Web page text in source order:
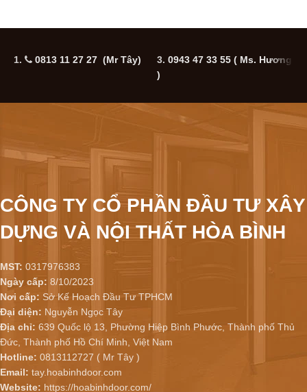
1. 0813 11 27 27 (Mr Tây) 3. 0943 47 33 55 ( Ms. Hương
)
CÔNG TY CỔ PHẦN ĐẦU TƯ XÂY
DỰNG VÀ NỘI THẤT HÒA BÌNH
MST: 0317976383
Ngày cấp: 8/10/2023
Nơi cấp: Sở Kế Hoạch Đầu Tư TPHCM
Đại diện: Nguyễn Ngọc Tây
Địa chỉ: 639 Quốc lộ 13, Phường Hiệp Bình Phước, Thành phố Thủ
Đức, Thành phố Hồ Chí Minh, Việt Nam
Hotline: 0813112727 ( Mr Tây )
Email: tay.hoabinhdoor.com
Website: https://hoabinhdoor.com/